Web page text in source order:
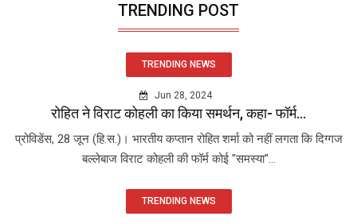
TRENDING POST
TRENDING NEWS
Jun 28, 2024
रोहित ने विराट कोहली का किया समर्थन, कहा- फॉर्म...
प्रोविडेंस, 28 जून (हि.स.)। भारतीय कप्तान रोहित शर्मा को नहीं लगता कि दिग्गज
बल्लेबाज विराट कोहली की फॉर्म कोई "समस्या"...
TRENDING NEWS